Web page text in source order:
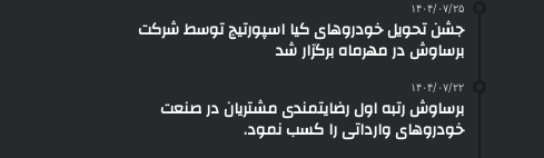
۱۴۰۴/۰۷/۲۵
جشن تحویل خودروهای کیا اسپورتیج توسط شرکت
برساوش در مهرماه برگزار شد
۱۴۰۴/۰۷/۲۲
برساوش رتبه اول رضایتمندی مشتریان در صنعت
خودروهای وارداتی را کسب نمود.